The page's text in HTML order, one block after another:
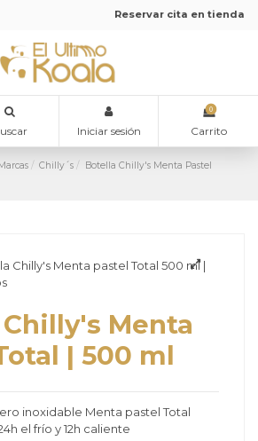
Reservar cita en tienda
Iniciar sesión
0
Carrito
Chilly´s
Botella Chilly's Menta Pastel
Menta
| 500 ml
inoxidable Menta pastel Total
el frío y 12h caliente